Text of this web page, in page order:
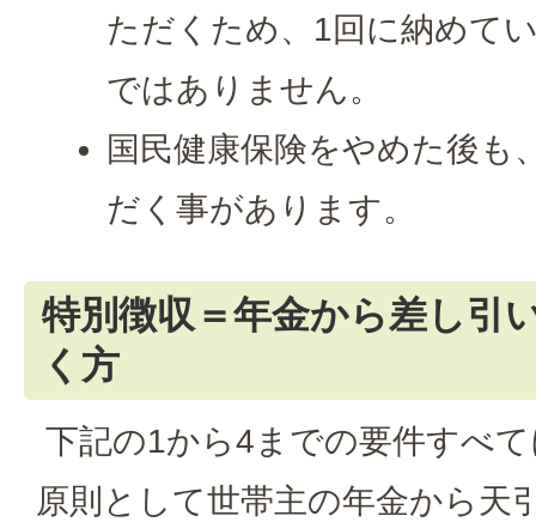
ただくため、1回に納めて
ではありません。
国民健康保険をやめた後も
だく事があります。
特別徴収＝年金から差し引
く方
下記の1から4までの要件すべ
原則として世帯主の年金から天